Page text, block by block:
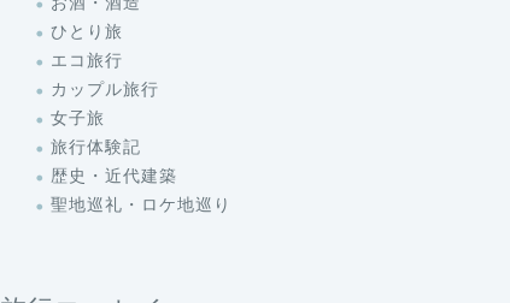
ひとり旅
エコ旅行
カップル旅行
女子旅
旅行体験記
歴史・近代建築
聖地巡礼・ロケ地巡り